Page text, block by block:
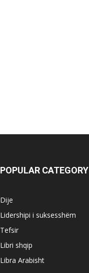
POPULAR CATEGORY
Dije
Lidershipi i suksesshëm
Tefsir
Libri shqip
Libra Arabisht